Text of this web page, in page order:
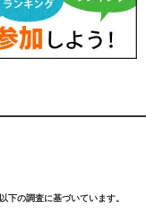
下の調査に基づいています。